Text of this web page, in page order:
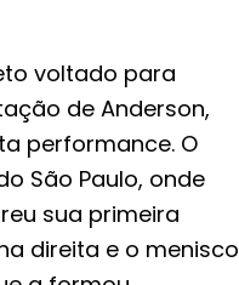
voltado para
de Anderson,
performance. O
São Paulo, onde
sua primeira
direita e o menisco